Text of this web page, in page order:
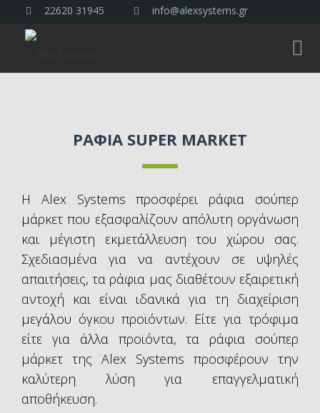
22620 31945 info@alexsystems.gr
ΡΑΦΙΑ SUPER MARKET
Η Alex Systems προσφέρει ράφια σούπερ
μάρκετ που εξασφαλίζουν απόλυτη οργάνωση
και μέγιστη εκμετάλλευση του χώρου σας.
Σχεδιασμένα για να αντέχουν σε υψηλές
απαιτήσεις, τα ράφια μας διαθέτουν εξαιρετική
αντοχή και είναι ιδανικά για τη διαχείριση
μεγάλου όγκου προϊόντων. Είτε για τρόφιμα
είτε για άλλα προϊόντα, τα ράφια σούπερ
μάρκετ της Alex Systems προσφέρουν την
καλύτερη λύση για επαγγελματική
αποθήκευση.